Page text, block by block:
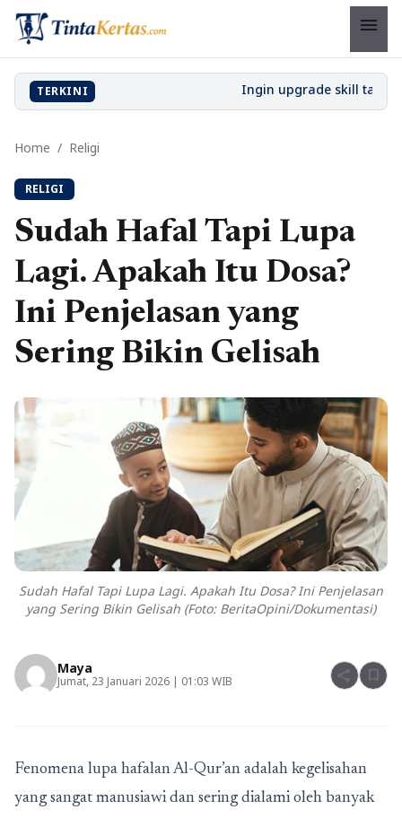
menu
TERKINI
Home / Religi
RELIGI
Sudah Hafal Tapi Lupa
Lagi. Apakah Itu Dosa?
Ini Penjelasan yang
Sering Bikin Gelisah
Sudah Hafal Tapi Lupa Lagi. Apakah Itu Dosa? Ini Penjelasan
yang Sering Bikin Gelisah (Foto: BeritaOpini/Dokumentasi)
Maya
Jumat, 23 Januari 2026 | 01:03 WIB share bookmark
Fenomena lupa hafalan Al-Qur’an adalah kegelisahan
yang sangat manusiawi dan sering dialami oleh banyak